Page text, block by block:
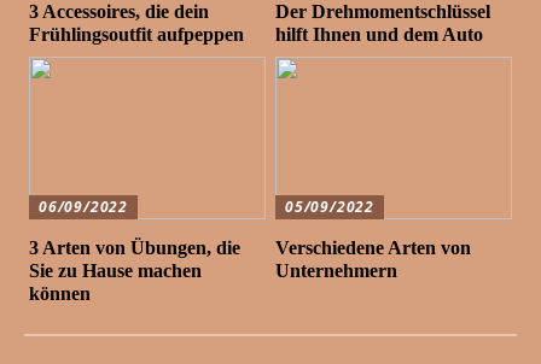
3 Accessoires, die dein
Frühlingsoutfit aufpeppen
Der Drehmomentschlüssel
hilft Ihnen und dem Auto
06/09/2022
3 Arten von Übungen, die
Sie zu Hause machen
können
05/09/2022
Verschiedene Arten von
Unternehmern